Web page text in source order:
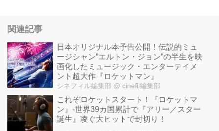
関連記事
日本オリジナル本予告公開！伝説的ミュ
ージシャン”エルトン・ジョン”の半生を映
画化したミュージック・エンターテイメ
ント超大作『ロケットマン』
シネフィル編集部 @ cinefil編集部
これぞロケットスタート！『ロケットマ
ン』-世界39カ国累計で『アリー／スター
誕生』凌ぐ大ヒットで封切り！